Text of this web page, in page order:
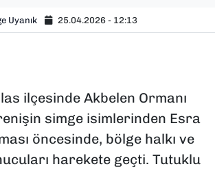
Uyanık 25.04.2026 - 12:13
ilçesinde Akbelen Ormanı
simge isimlerinden Esra
öncesinde, bölge halkı ve
harekete geçti. Tutuklu